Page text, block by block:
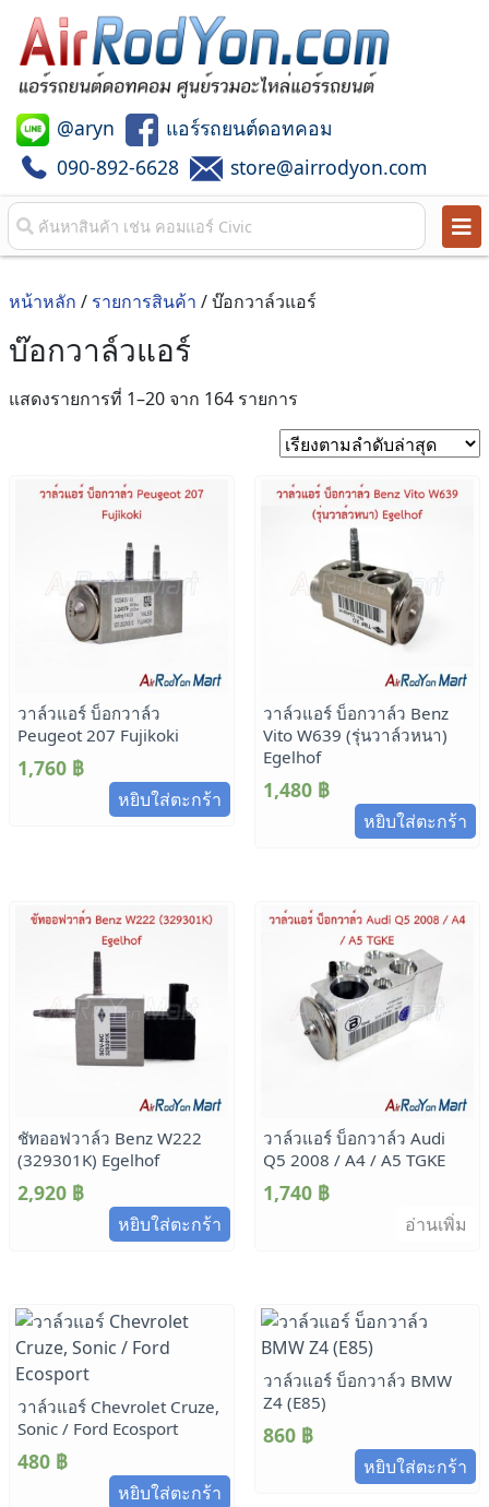
@aryn
แอร์รถยนต์ดอทคอม
090-892-6628
store@airrodyon.com
หน้าหลัก / รายการสินค้า / บ๊อกวาล์วแอร์
บ๊อกวาล์วแอร์
แสดงรายการที่ 1–20 จาก 164 รายการ
by
latest
วาล์วแอร์ บ็อกวาล์ว
Peugeot 207 Fujikoki
1,760 ฿
หยิบใส่ตะกร้า
วาล์วแอร์ บ็อกวาล์ว Benz
Vito W639 (รุ่นวาล์วหนา)
Egelhof
1,480 ฿
หยิบใส่ตะกร้า
ชัทออฟวาล์ว Benz W222
(329301K) Egelhof
2,920 ฿
หยิบใส่ตะกร้า
วาล์วแอร์ บ็อกวาล์ว Audi
Q5 2008 / A4 / A5 TGKE
1,740 ฿
อ่านเพิ่ม
วาล์วแอร์ Chevrolet Cruze,
Sonic / Ford Ecosport
480 ฿
หยิบใส่ตะกร้า
วาล์วแอร์ บ็อกวาล์ว BMW
Z4 (E85)
860 ฿
หยิบใส่ตะกร้า